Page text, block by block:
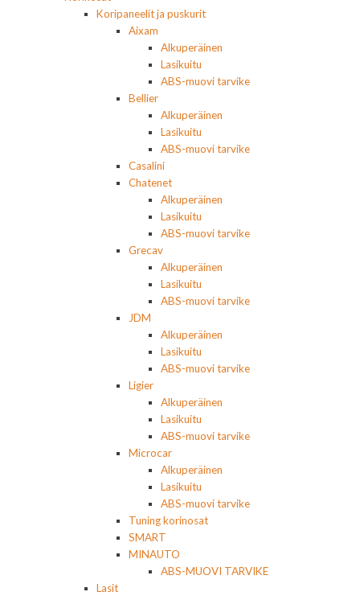
Koripaneelit ja puskurit
Aixam
Alkuperäinen
Lasikuitu
ABS-muovi tarvike
Bellier
Alkuperäinen
Lasikuitu
ABS-muovi tarvike
Casalini
Chatenet
Alkuperäinen
Lasikuitu
ABS-muovi tarvike
Grecav
Alkuperäinen
Lasikuitu
ABS-muovi tarvike
JDM
Alkuperäinen
Lasikuitu
ABS-muovi tarvike
Ligier
Alkuperäinen
Lasikuitu
ABS-muovi tarvike
Microcar
Alkuperäinen
Lasikuitu
ABS-muovi tarvike
Tuning korinosat
SMART
MINAUTO
ABS-MUOVI TARVIKE
Lasit